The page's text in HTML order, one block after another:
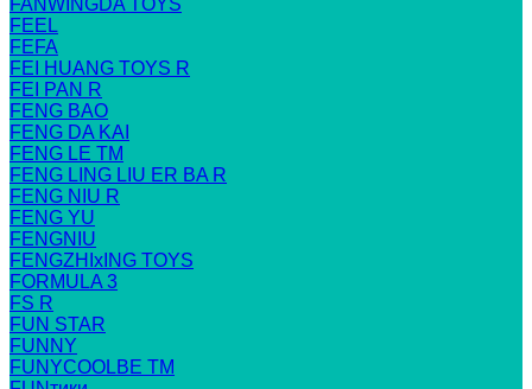
FANWINGDA TOYS
FEEL
FEFA
FEI HUANG TOYS R
FEI PAN R
FENG BAO
FENG DA KAI
FENG LE TM
FENG LING LIU ER BA R
FENG NIU R
FENG YU
FENGNIU
FENGZHIxING TOYS
FORMULA 3
FS R
FUN STAR
FUNNY
FUNYCOOLBE TM